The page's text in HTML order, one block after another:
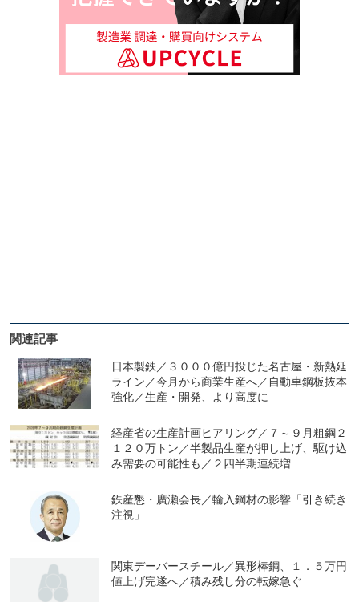
関連記事
日本製鉄／３０００億円投じた名古屋・新熱延
ライン／今月から商業生産へ／自動車鋼板抜本
強化／生産・開発、より高度に
経産省の生産計画ヒアリング／７～９月粗鋼２
１２０万トン／半製品生産が押し上げ、駆け込
み需要の可能性も／２四半期連続増
鉄産懇・廣瀬会長／輸入鋼材の影響「引き続き
注視」
関東デーバースチール／異形棒鋼、１．５万円
値上げ完遂へ／積み残し分の転嫁急ぐ